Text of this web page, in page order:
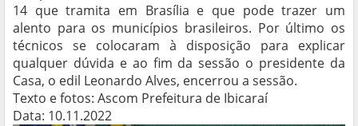
14 que tramita em Brasília e que pode trazer um
alento para os municípios brasileiros. Por último os
técnicos se colocaram à disposição para explicar
qualquer dúvida e ao fim da sessão o presidente da
Casa, o edil Leonardo Alves, encerrou a sessão.
Texto e fotos: Ascom Prefeitura de Ibicaraí
Data: 10.11.2022